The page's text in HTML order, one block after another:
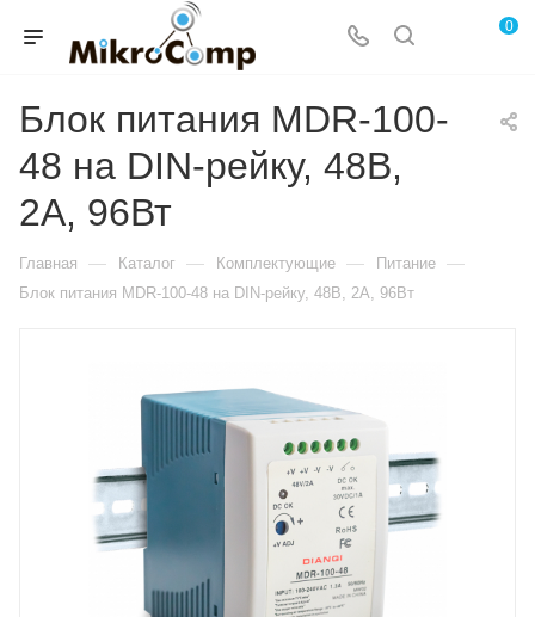
0
Блок питания MDR-100-
48 на DIN-рейку, 48В,
2А, 96Вт
Главная — Каталог — Комплектующие — Питание —
Блок питания MDR-100-48 на DIN-рейку, 48В, 2А, 96Вт